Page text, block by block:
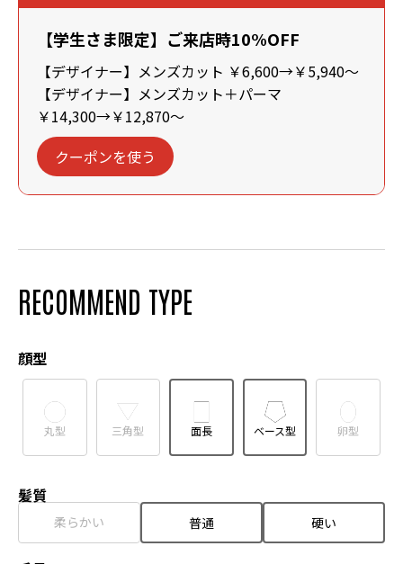
【学生さま限定】ご来店時10%OFF
【デザイナー】メンズカット ￥6,600→￥5,940～
【デザイナー】メンズカット＋パーマ
￥14,300→￥12,870～
クーポンを使う
RECOMMEND TYPE
顔型
丸型 三角型 面長 ベース型 卵型
髪質
柔らかい 普通 硬い